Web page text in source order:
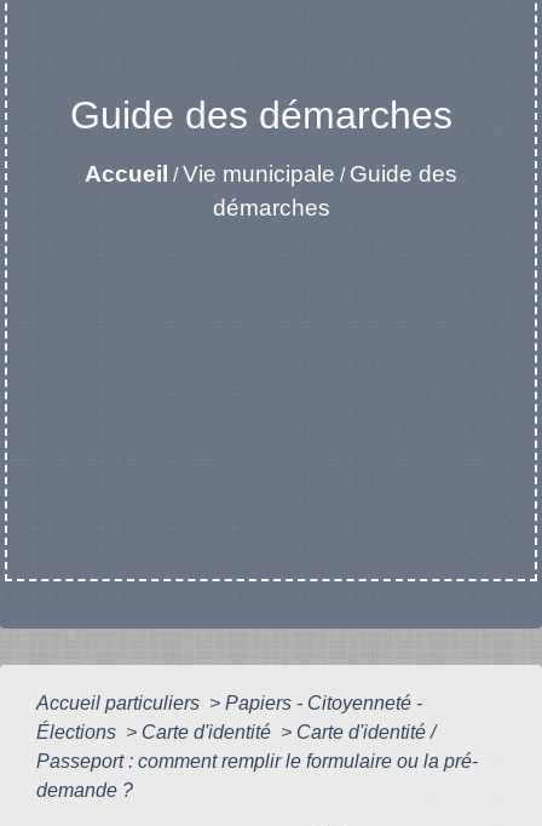
Guide des démarches
Accueil /Vie municipale / Guide des
démarches
Accueil particuliers > Papiers - Citoyenneté -
Élections > Carte d'identité > Carte d'identité /
Passeport : comment remplir le formulaire ou la pré-
demande ?